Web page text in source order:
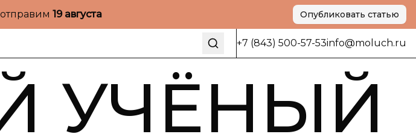
19 августа Опубликовать статью
+7 (843) 500-57-53info@moluch.ru
УЧЁНЫЙ